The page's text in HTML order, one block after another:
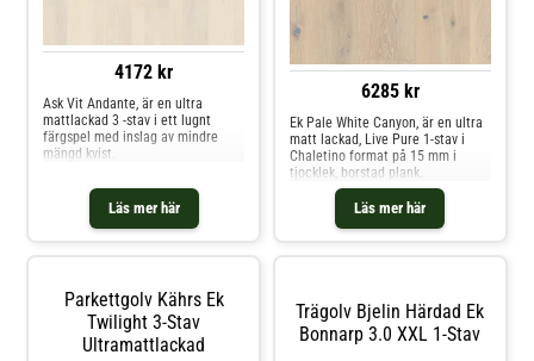
4172 kr
Läs mer här
Ask Vit Andante, är en ultra
mattlackad 3 -stav i ett lugnt
färgspel med inslag av mindre
mängd kvist.
6285 kr
Läs mer här
Ek Pale White Canyon, är en ultra
matt lackad, Live Pure 1-stav i
Chaletino format på 15 mm i
tjocklek, borstad plank.
Parkettgolv Kährs Ek
Twilight 3-Stav
Ultramattlackad
Trägolv Bjelin Härdad Ek
Bonnarp 3.0 XXL 1-Stav